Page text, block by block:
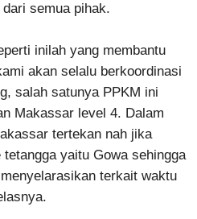
semua pihak.
inilah yang membantu
akan selalu berkoordinasi
salah satunya PPKM ini
Makassar level 4. Dalam
tertekan nah jika
yaitu Gowa sehingga
terkait waktu